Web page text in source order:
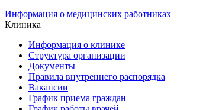
Информация о медицинских работниках
Клиника
Информация о клинике
Структура организации
Документы
Правила внутреннего распорядка
Вакансии
График приема граждан